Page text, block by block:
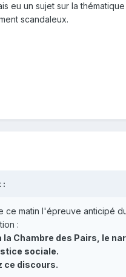
eu un sujet sur la
scandaleux.
:
ce matin l'épreuve anticipé
:
la Chambre des Pairs, le
sociale.
ce discours.